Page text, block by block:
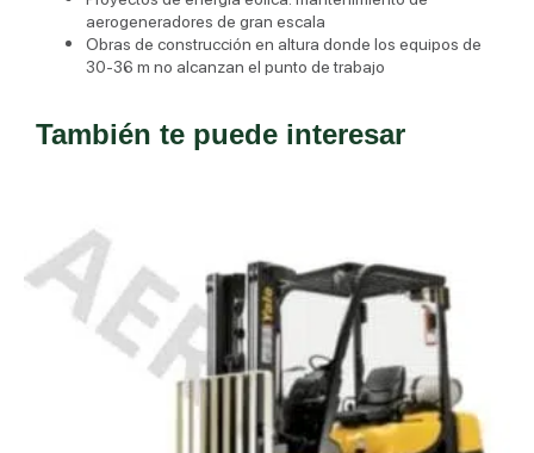
aerogeneradores de gran escala
Obras de construcción en altura donde los equipos de
30-36 m no alcanzan el punto de trabajo
También te puede interesar